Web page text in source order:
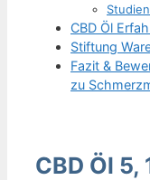
CBD Öl
Stiftung
Fazit &
zu
CBD Öl 5,